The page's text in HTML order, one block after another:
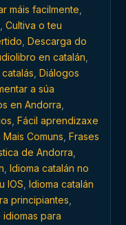
máis facilmente
Cultiva o teu
Descarga do
en catalán
Diálogos
a súa
en Andorra
Fácil aprendizaxe
Comuns Frases
de Andorra
Idioma catalán no
IOS Idioma catalán
principiantes
para